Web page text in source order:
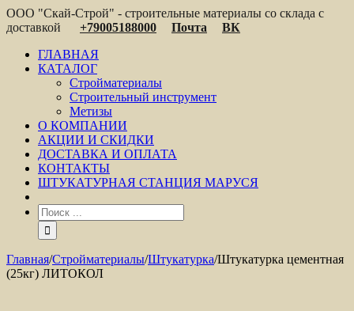
ООО "Скай-Строй" - строительные материалы со склада с
доставкой
+79005188000 Почта
ВК
ГЛАВНАЯ
КАТАЛОГ
Стройматериалы
Строительный инструмент
Метизы
О КОМПАНИИ
АКЦИИ И СКИДКИ
ДОСТАВКА И ОПЛАТА
КОНТАКТЫ
ШТУКАТУРНАЯ СТАНЦИЯ МАРУСЯ
Главная/Стройматериалы/Штукатурка/Штукатурка цементная
(25кг) ЛИТОКОЛ